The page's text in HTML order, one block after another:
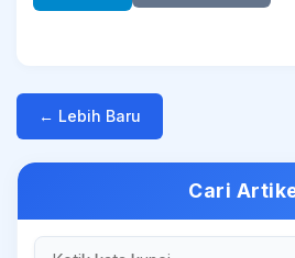
← Lebih Baru
Cari